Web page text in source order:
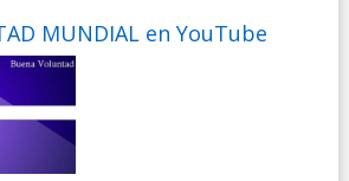
MUNDIAL en YouTube